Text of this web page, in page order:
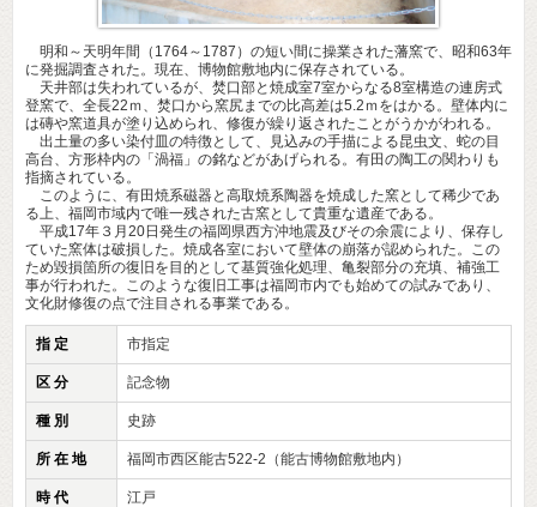
明和～天明年間（1764～1787）の短い間に操業された藩窯で、昭和63年
に発掘調査された。現在、博物館敷地内に保存されている。
天井部は失われているが、焚口部と焼成室7室からなる8室構造の連房式
登窯で、全長22ｍ、焚口から窯尻までの比高差は5.2ｍをはかる。壁体内に
は磚や窯道具が塗り込められ、修復が繰り返されたことがうかがわれる。
出土量の多い染付皿の特徴として、見込みの手描による昆虫文、蛇の目
高台、方形枠内の「渦福」の銘などがあげられる。有田の陶工の関わりも
指摘されている。
このように、有田焼系磁器と高取焼系陶器を焼成した窯として稀少であ
る上、福岡市域内で唯一残された古窯として貴重な遺産である。
平成17年３月20日発生の福岡県西方沖地震及びその余震により、保存し
ていた窯体は破損した。焼成各室において壁体の崩落が認められた。この
ため毀損箇所の復旧を目的として基質強化処理、亀裂部分の充填、補強工
事が行われた。このような復旧工事は福岡市内でも始めての試みであり、
文化財修復の点で注目される事業である。
指 定 市指定
区 分 記念物
種 別 史跡
所 在 地 福岡市西区能古522-2（能古博物館敷地内）
時 代 江戸